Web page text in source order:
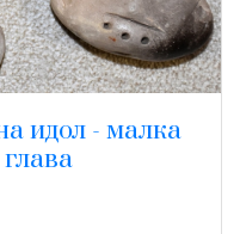
идол - малка